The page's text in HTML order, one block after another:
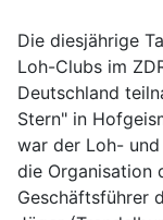
Die diesjährige
Loh-Clubs im
Deutschland
Stern" in
war der Loh- und
die Organisation
Geschäftsführer